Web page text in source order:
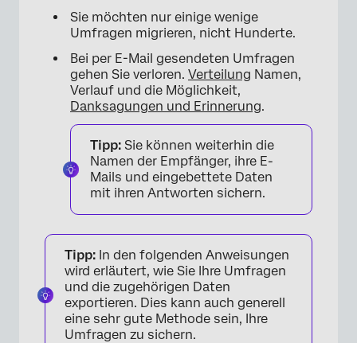
Sie möchten nur einige wenige
Umfragen migrieren, nicht Hunderte.
Bei per E-Mail gesendeten Umfragen
gehen Sie verloren. Verteilung Namen,
Verlauf und die Möglichkeit,
Danksagungen und Erinnerung.
Tipp: Sie können weiterhin die
Namen der Empfänger, ihre E-
Mails und eingebettete Daten
mit ihren Antworten sichern.
Tipp: In den folgenden Anweisungen
wird erläutert, wie Sie Ihre Umfragen
und die zugehörigen Daten
exportieren. Dies kann auch generell
eine sehr gute Methode sein, Ihre
Umfragen zu sichern.